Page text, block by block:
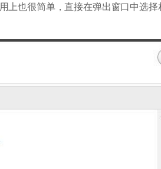
上也很简单，直接在弹出窗口中选择